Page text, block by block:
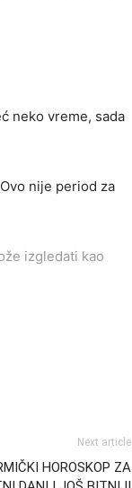
neko vreme, sada
nije period za
izgledati kao
strani. Sve što
Next article
HOROSKOP ZA